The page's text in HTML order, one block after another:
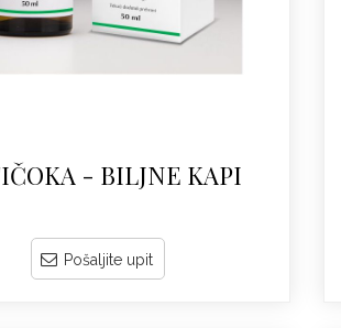
- BILJNE KAPI
Pošaljite upit